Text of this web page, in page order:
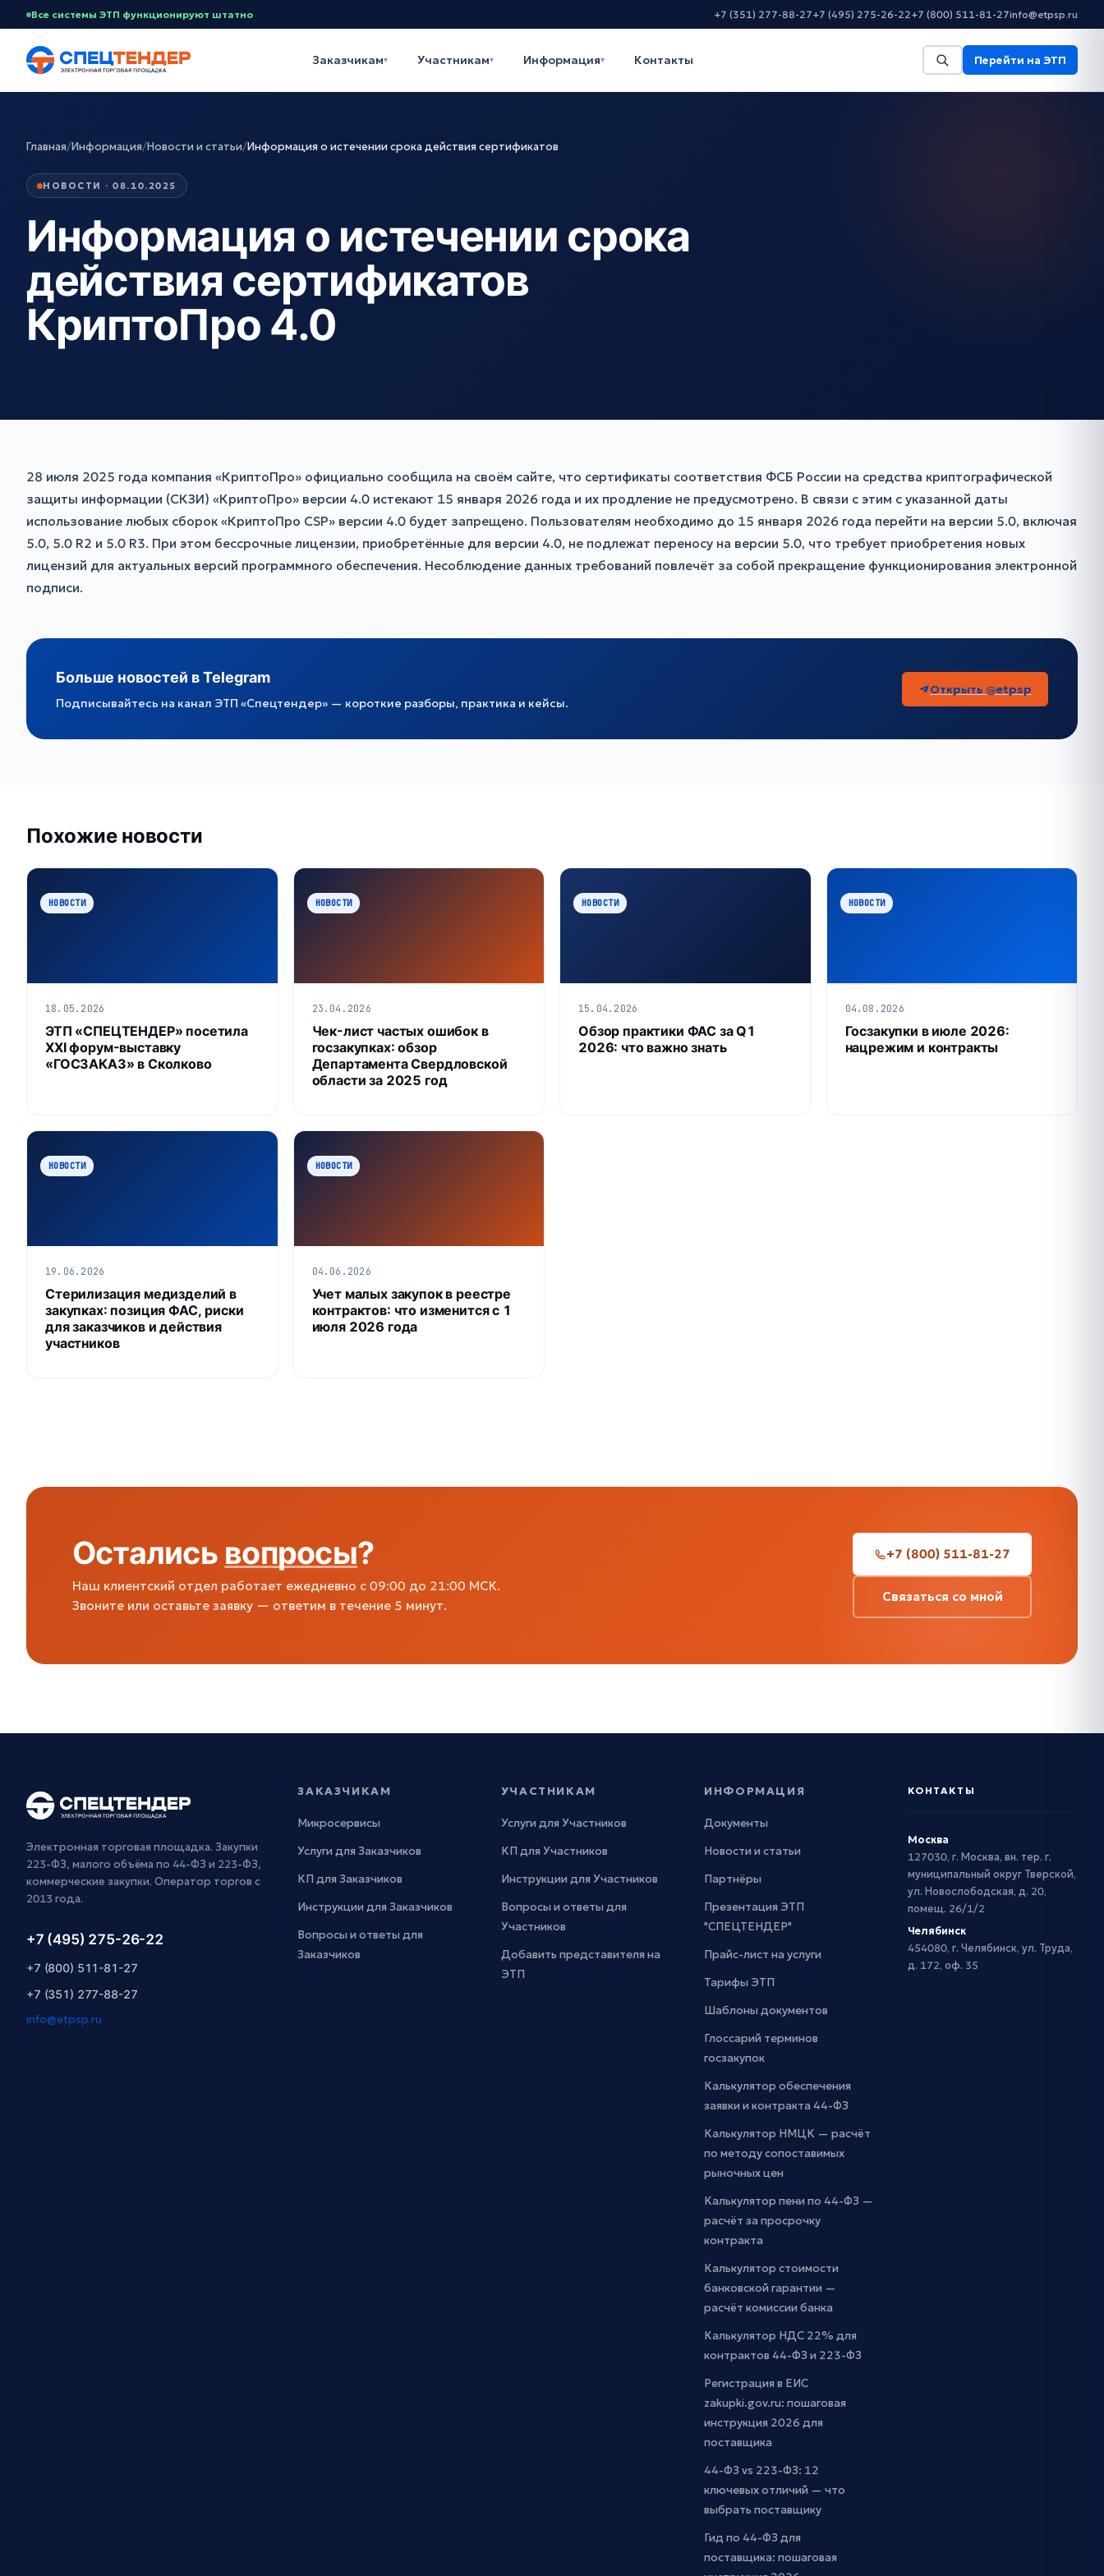
Все системы ЭТП функционируют штатно +7 (351) 277-88-27+7 (495) 275-26-22+7 (800) 511-81-27info@etpsp.ru
Заказчикам▾ Участникам▾ Информация▾ Контакты Перейти на ЭТП
Главная/Информация/Новости и статьи/Информация о истечении срока действия сертификатов
НОВОСТИ · 08.10.2025
Информация о истечении срока
действия сертификатов
КриптоПро 4.0
28 июля 2025 года компания «КриптоПро» официально сообщила на своём сайте, что сертификаты соответствия ФСБ России на средства криптографической
защиты информации (СКЗИ) «КриптоПро» версии 4.0 истекают 15 января 2026 года и их продление не предусмотрено. В связи с этим с указанной даты
использование любых сборок «КриптоПро CSP» версии 4.0 будет запрещено. Пользователям необходимо до 15 января 2026 года перейти на версии 5.0, включая
5.0, 5.0 R2 и 5.0 R3. При этом бессрочные лицензии, приобретённые для версии 4.0, не подлежат переносу на версии 5.0, что требует приобретения новых
лицензий для актуальных версий программного обеспечения. Несоблюдение данных требований повлечёт за собой прекращение функционирования электронной
подписи.
Больше новостей в Telegram
Подписывайтесь на канал ЭТП «Спецтендер» — короткие разборы, практика и кейсы.
Открыть @etpsp
Похожие новости
НОВОСТИ
18.05.2026
ЭТП «СПЕЦТЕНДЕР» посетила
XXI форум-выставку
«ГОСЗАКАЗ» в Сколково
НОВОСТИ
23.04.2026
Чек-лист частых ошибок в
госзакупках: обзор
Департамента Свердловской
области за 2025 год
НОВОСТИ
15.04.2026
Обзор практики ФАС за Q1
2026: что важно знать
НОВОСТИ
04.08.2026
Госзакупки в июле 2026:
нацрежим и контракты
НОВОСТИ
19.06.2026
Стерилизация медизделий в
закупках: позиция ФАС, риски
для заказчиков и действия
участников
НОВОСТИ
04.06.2026
Учет малых закупок в реестре
контрактов: что изменится с 1
июля 2026 года
Остались вопросы?
Наш клиентский отдел работает ежедневно с 09:00 до 21:00 МСК.
Звоните или оставьте заявку — ответим в течение 5 минут.
+7 (800) 511-81-27
Связаться со мной
Электронная торговая площадка. Закупки
223-ФЗ, малого объёма по 44-ФЗ и 223-ФЗ,
коммерческие закупки. Оператор торгов с
2013 года.
+7 (495) 275-26-22
+7 (800) 511-81-27
+7 (351) 277-88-27
info@etpsp.ru
ЗАКАЗЧИКАМ
Микросервисы
Услуги для Заказчиков
КП для Заказчиков
Инструкции для Заказчиков
Вопросы и ответы для
Заказчиков
УЧАСТНИКАМ
Услуги для Участников
КП для Участников
Инструкции для Участников
Вопросы и ответы для
Участников
Добавить представителя на
ЭТП
ИНФОРМАЦИЯ
Документы
Новости и статьи
Партнёры
Презентация ЭТП
"СПЕЦТЕНДЕР"
Прайс-лист на услуги
Тарифы ЭТП
Шаблоны документов
Глоссарий терминов
госзакупок
Калькулятор обеспечения
заявки и контракта 44-ФЗ
Калькулятор НМЦК — расчёт
по методу сопоставимых
рыночных цен
Калькулятор пени по 44-ФЗ —
расчёт за просрочку
контракта
Калькулятор стоимости
банковской гарантии —
расчёт комиссии банка
Калькулятор НДС 22% для
контрактов 44-ФЗ и 223-ФЗ
Регистрация в ЕИС
zakupki.gov.ru: пошаговая
инструкция 2026 для
поставщика
44-ФЗ vs 223-ФЗ: 12
ключевых отличий — что
выбрать поставщику
Гид по 44-ФЗ для
поставщика: пошаговая
КОНТАКТЫ
Москва
127030, г. Москва, вн. тер. г.
муниципальный округ Тверской,
ул. Новослободская, д. 20,
помещ. 26/1/2
Челябинск
454080, г. Челябинск, ул. Труда,
д. 172, оф. 35